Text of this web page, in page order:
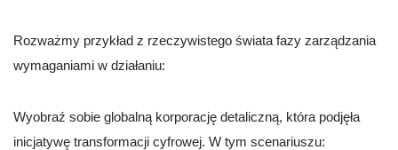
Rozważmy przykład z rzeczywistego świata fazy zarządzania
wymaganiami w działaniu:
Wyobraź sobie globalną korporację detaliczną, która podjęła
inicjatywę transformacji cyfrowej. W tym scenariuszu: